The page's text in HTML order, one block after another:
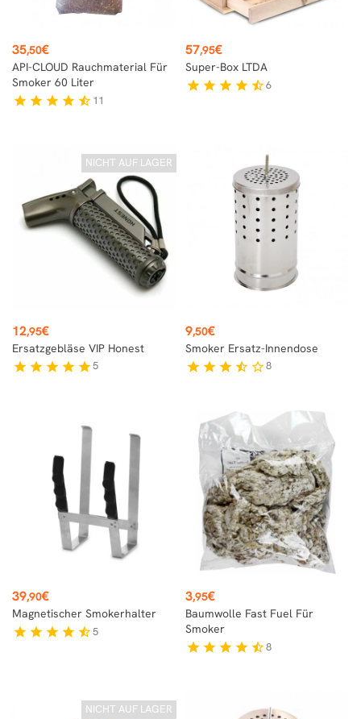
Preis
35,50€
API-CLOUD Rauchmaterial Für
Smoker 60 Liter
star star star star star_half 11
Preis
57,95€
Super-Box LTDA
star star star star star_half6
NICHT AUF LAGER
Preis
12,95€
Ersatzgebläse VIP Honest
star star star star star5
Preis
9,50€
Smoker Ersatz-Innendose
star star star star_half star_border8
Preis
39,90€
Magnetischer Smokerhalter
star star star star star_half5
Preis
3,95€
Baumwolle Fast Fuel Für
Smoker
star star star star star_half8
NICHT AUF LAGER